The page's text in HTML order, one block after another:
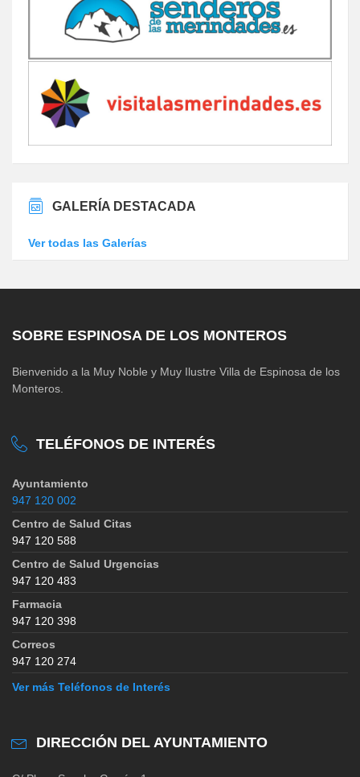
GALERÍA DESTACADA
Ver todas las Galerías
SOBRE ESPINOSA DE LOS MONTEROS
Bienvenido a la Muy Noble y Muy Ilustre Villa de Espinosa de los
Monteros.
TELÉFONOS DE INTERÉS
Ayuntamiento
947 120 002
Centro de Salud Citas
947 120 588
Centro de Salud Urgencias
947 120 483
Farmacia
947 120 398
Correos
947 120 274
Ver más Teléfonos de Interés
DIRECCIÓN DEL AYUNTAMIENTO